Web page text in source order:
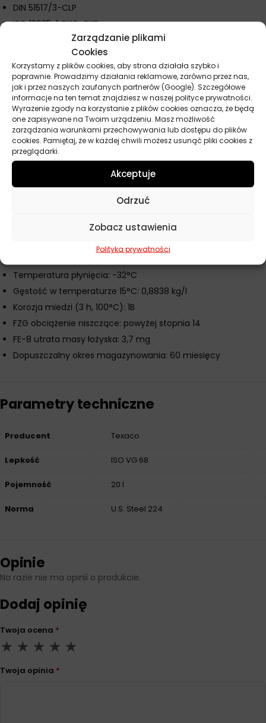
Zarządzanie plikami
Cookies
Korzystamy z plików cookies, aby strona działała szybko i
poprawnie. Prowadzimy działania reklamowe, zarówno przez nas,
jak i przez naszych zaufanych partnerów (Google). Szczegółowe
informacje na ten temat znajdziesz w naszej polityce prywatności.
Wyrażenie zgody na korzystanie z plików cookies oznacza, że będą
one zapisywane na Twoim urządzeniu. Masz możliwość
zarządzania warunkami przechowywania lub dostępu do plików
cookies. Pamiętaj, że w każdej chwili możesz usunąć pliki cookies z
przeglądarki.
Akceptuje
Odrzuć
Zobacz ustawienia
Polityka prywatności
DIN 51517/3-CLP
ISO 12925-1 CKC, CKD
ANSI/AGMA 9005-F16-AS (kod 2 EP)
David Brown S1.53.101 (5E)
Rexnord Falk Class D, G, Y / Link Belt Model R
Grob Lubricant Chart
SMS Group SN 180-2
Sumitomo Drive Technologies Paramax 9000
ZF TE-ML 04H
AIST (wcześniej US Steel) 224
Specyfikacja techniczna
Klasa lepkości: ISO VG 68 (AGMA 2 EP)
Lepkość kinematyczna w temperaturze 100°C: 8,8 mm²/s
Temperatura płynięcia: -32°C
Gęstość w temperaturze 15°C: 0,8838 kg/l
Korozja miedzi (3 h, 100°C): 1B
FZG obciążenie niszczące: powyżej stopnia 14
FE-8 utrata masy łożyska: 3,7 mg
Dopuszczalny okres magazynowania: 60 miesięcy
Parametry techniczne
Producent Texaco
Lepkość ISO VG 68
Pojemność 20 l
Norma U.S. Steel 224
Opinie
Na razie nie ma opinii o produkcie.
Dodaj opinię
Twoja ocena *
Twoja opinia *